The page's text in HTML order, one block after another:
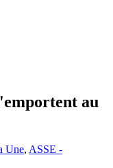
au
Une, ASSE -